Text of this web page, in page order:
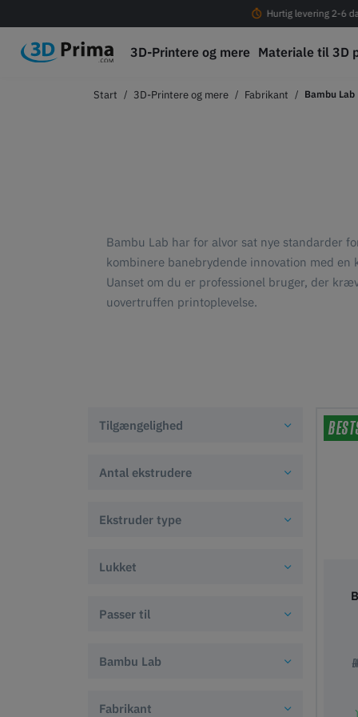
Hurtig levering 2-6
3D-Printere og mere Materiale til 3D
3D-Printere og mere Fabrikant Bambu Lab
Bambu Lab har for alvor sat nye standarder
kombinere banebrydende innovation med
Uanset om du er professionel bruger, der
uovertruffen printoplevelse.
Tilgængelighed
Antal ekstrudere
Ekstruder type
Lukket
Passer til
Bambu Lab
Fabrikant